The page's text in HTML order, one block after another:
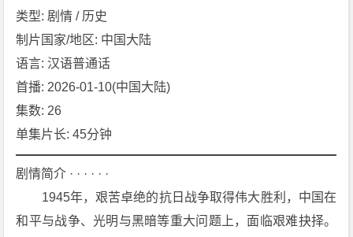
[历
4
类型: 剧情 / 历史
制片国家/地区: 中国大陆
语言: 汉语普通话
首播: 2026-01-10(中国大陆)
集数: 26
单集片长: 45分钟
剧情简介 · · · · · ·
1945年，艰苦卓绝的抗日战争取得伟大胜利，中国在
和平与战争、光明与黑暗等重大问题上，面临艰难抉择。